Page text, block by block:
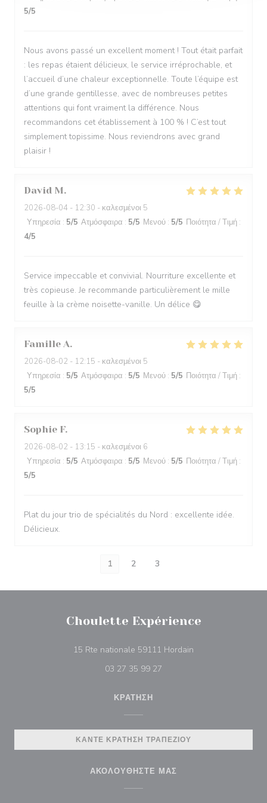
5/5
Nous avons passé un excellent moment ! Tout était parfait
: les repas étaient délicieux, le service irréprochable, et
l’accueil d’une chaleur exceptionnelle. Toute l’équipe est
d’une grande gentillesse, avec de nombreuses petites
attentions qui font vraiment la différence. Nous
recommandons cet établissement à 100 % ! C’est tout
simplement topissime. Nous reviendrons avec grand
plaisir !
David M
2026-08-04 - 12:30 - καλεσμένοι 5
Υπηρεσία : 5/5 Ατμόσφαιρα : 5/5 Μενού : 5/5 Ποιότητα / Τιμή :
4/5
Service impeccable et convivial. Nourriture excellente et
très copieuse. Je recommande particulièrement le mille
feuille à la crème noisette-vanille. Un délice 😋
Famille A
2026-08-02 - 12:15 - καλεσμένοι 5
Υπηρεσία : 5/5 Ατμόσφαιρα : 5/5 Μενού : 5/5 Ποιότητα / Τιμή :
5/5
Sophie F
2026-08-02 - 13:15 - καλεσμένοι 6
Υπηρεσία : 5/5 Ατμόσφαιρα : 5/5 Μενού : 5/5 Ποιότητα / Τιμή :
5/5
Plat du jour trio de spécialités du Nord : excellente idée.
Délicieux.
1 2 3
Choulette Expérience
15 Rte nationale 59111 Hordain
03 27 35 99 27
ΚΡΆΤΗΣΗ
ΚΆΝΤΕ ΚΡΆΤΗΣΗ ΤΡΑΠΕΖΙΟΎ
ΑΚΟΛΟΥΘΉΣΤΕ ΜΑΣ